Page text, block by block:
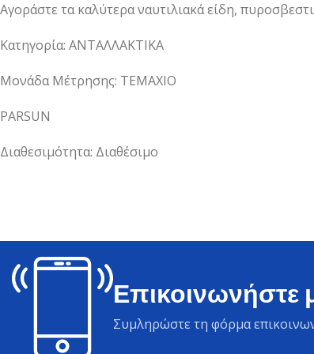
Αγοράστε τα καλύτερα ναυτιλιακά είδη,
Κατηγορία: ΑΝΤΑΛΛΑΚΤΙΚΑ
Μονάδα Μέτρησης: ΤΕΜΑΧΙΟ
PARSUN
Διαθεσιμότητα: Διαθέσιμο
Επικοινωνήστε
Συμληρώστε τη φόρμα